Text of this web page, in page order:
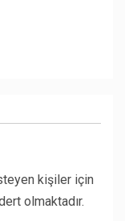
kişiler için
olmaktadır.